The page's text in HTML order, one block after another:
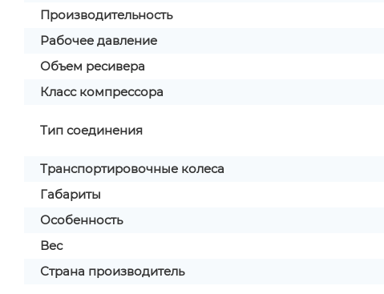
Производительность
Рабочее давление
Объем ресивера
Класс компрессора
Тип соединения
Транспортировочные колеса
Габариты
Особенность
Вес
Страна производитель